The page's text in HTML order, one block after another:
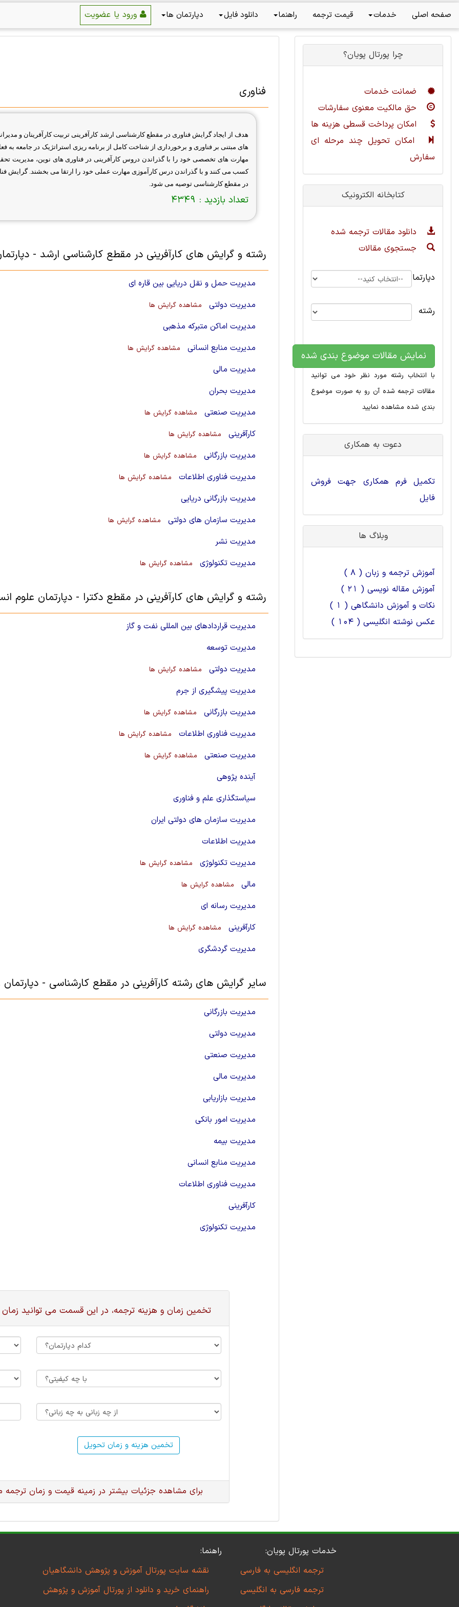
صفحه اصلی خدمات قیمت ترجمه راهنما دانلود فایل دپارتمان ها
فناوری
هدف از ایجاد گرایش فناوری در مقطع کارشناسی ارشد کارآفرینی تربیت کارآفرینان و
های مبتنی بر فناوری و برخورداری از شناخت کامل از برنامه ­ریزی استراتژیک در جامعه به
مهارت های تخصصی خود را با گذراندن دروس کارآفرینی در فناوری های نوین، مدیریت
کسب می کنند و با گذراندن درس کارآموزی مهارت عملی خود را ارتقا می بخشند. گرایش
در مقطع کارشناسی توصیه می­ شود.
تعداد بازدید : 4349
رشته و گرایش های کارآفرینی در مقطع کارشناسی ارشد -
مدیریت حمل و نقل دریایی بین قاره ای
مدیریت دولتی
مشاهده گرایش ها
مدیریت اماکن متبرکه مذهبی
مدیریت منابع انسانی
مشاهده گرایش ها
مدیریت مالی
مدیریت بحران
مدیریت صنعتی
مشاهده گرایش ها
کارآفرینی مشاهده گرایش ها
مدیریت بازرگانی مشاهده گرایش ها
مدیریت فناوری اطلاعات مشاهده گرایش ها
مدیریت بازرگانی دریایی
مدیریت سازمان های دولتی
مشاهده گرایش ها
مدیریت نشر
مدیریت تکنولوژی
مشاهده گرایش ها
رشته و گرایش های کارآفرینی در مقطع دکترا - دپارتمان علوم
مدیریت قراردادهای بین المللی نفت و گاز
مدیریت توسعه
مدیریت دولتی
مشاهده گرایش ها
مدیریت پیشگیری از جرم
مدیریت بازرگانی
مشاهده گرایش ها
مدیریت فناوری اطلاعات مشاهده گرایش ها
مدیریت صنعتی مشاهده گرایش ها
آینده پژوهی
سیاستگذاری علم و فناوری
مدیریت سازمان های دولتی ایران
مدیریت اطلاعات
مدیریت تکنولوژی
مشاهده گرایش ها
مالی مشاهده گرایش ها
مدیریت رسانه ای
کارآفرینی
مشاهده گرایش ها
مدیریت گردشگری
سایر گرایش های رشته کارآفرینی در مقطع کارشناسی - دپارتمان
مدیریت بازرگانی
مدیریت دولتی
مدیریت صنعتی
مدیریت مالی
مدیریت بازاریابی
مدیریت امور بانکی
مدیریت بیمه
مدیریت منابع انسانی
مدیریت فناوری اطلاعات
کارآفرینی
مدیریت تکنولوژی
تخمین زمان و هزینه ترجمه، در این قسمت می توانید
تخمین هزینه و زمان تحویل
برای مشاهده جزئیات بیشتر در زمینه قیمت و زمان
چرا پورتال پویان؟
ضمانت خدمات
حق مالکیت معنوی سفارشات
امکان پرداخت قسطی هزینه ها
امکان تحویل چند مرحله ای
سفارش
کتابخانه الکترونیک
دانلود مقالات ترجمه شده
جستجوی مقالات
دپارتمان
رشته
نمایش مقالات موضوع بندی شده
با انتخاب رشته مورد نظر خود می توانید
مقالات ترجمه شده آن رو به صورت موضوع
بندی شده مشاهده نمایید
دعوت به همکاری
تکمیل فرم همکاری جهت فروش
فایل
وبلاگ ها
آموزش ترجمه و زبان ( 8 )
آموزش مقاله نویسی ( 21 )
نکات و آموزش دانشگاهی ( 1 )
عکس نوشته انگلیسی ( 104 )
خدمات پورتال پویان:
ترجمه انگلیسی به فارسی
ترجمه فارسی به انگلیسی
راهنما:
نقشه سایت پورتال آموزش و پژوهش دانشگاهیان
راهنمای خرید و دانلود از پورتال آموزش و پژوهش